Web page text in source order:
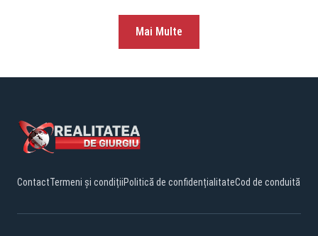
Mai Multe
ContactTermeni și condițiiPolitică de confidențialitateCod de conduită